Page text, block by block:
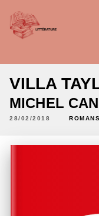
VILLA
MICHEL
28/02/2018